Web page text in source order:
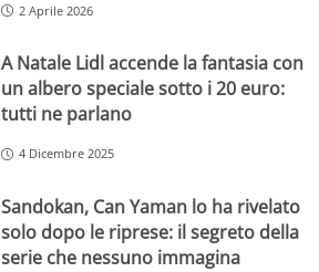
2 Aprile 2026
A Natale Lidl accende la fantasia con
un albero speciale sotto i 20 euro:
tutti ne parlano
4 Dicembre 2025
Sandokan, Can Yaman lo ha rivelato
solo dopo le riprese: il segreto della
serie che nessuno immagina